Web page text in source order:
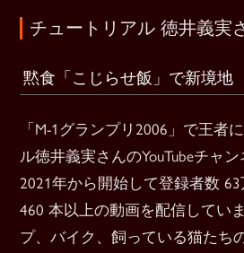
チュートリアル 徳井義実
黙食「こじらせ飯」で新境地
「M-1グランプリ2006」で王者
ル徳井義実さんのYouTubeチャン
2021年から開始して登録者数
460 本以上の動画を配信してい
プ、バイク、飼っている猫たち